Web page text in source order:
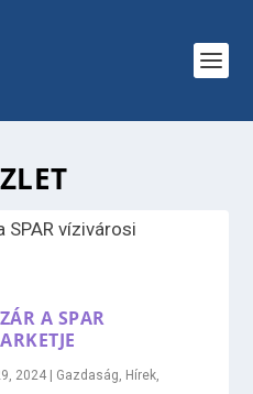
A SPAR
2024 Gazdaság, Hírek,